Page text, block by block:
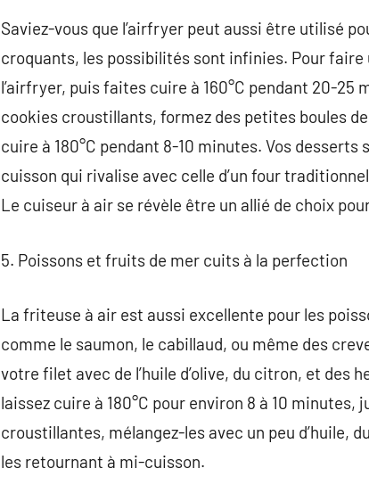
Saviez-vous que l’airfryer peut aussi être utilisé
croquants, les possibilités sont infinies. Pour
l’airfryer, puis faites cuire à 160°C pendant 20-
cookies croustillants, formez des petites boules
cuire à 180°C pendant 8-10 minutes. Vos
cuisson qui rivalise avec celle d’un four
Le cuiseur à air se révèle être un allié de choix
5. Poissons et fruits de mer cuits à la perfection
La friteuse à air est aussi excellente pour les
comme le saumon, le cabillaud, ou même des
votre filet avec de l’huile d’olive, du citron, et des
laissez cuire à 180°C pour environ 8 à 10
croustillantes, mélangez-les avec un peu d’huile,
les retournant à mi-cuisson.